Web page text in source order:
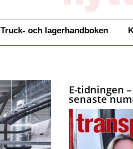
Truck- och lagerhandboken
E-tidningen
senaste